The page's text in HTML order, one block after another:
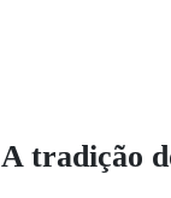
A tradição